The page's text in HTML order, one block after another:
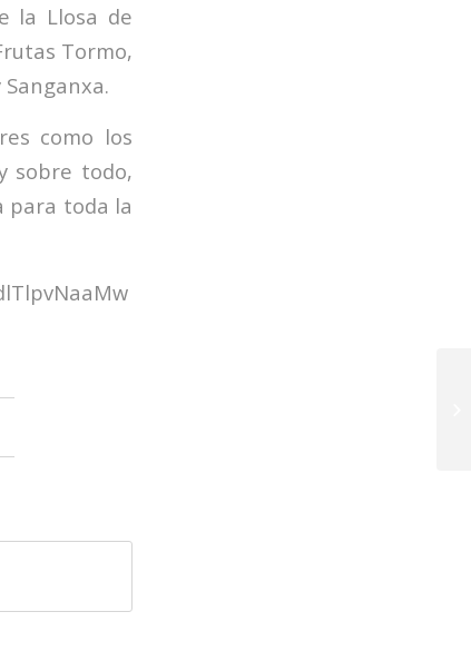
la Llosa de
Tormo,
como los
sobre todo,
para toda la